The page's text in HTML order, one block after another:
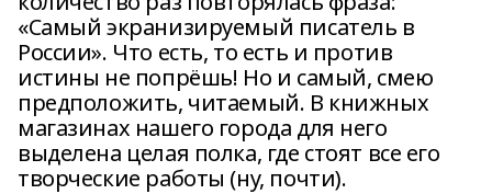
«Самый экранизируемый писатель в
России». Что есть, то есть и против
истины не попрёшь! Но и самый, смею
предположить, читаемый. В книжных
магазинах нашего города для него
выделена целая полка, где стоят все его
творческие работы (ну, почти).